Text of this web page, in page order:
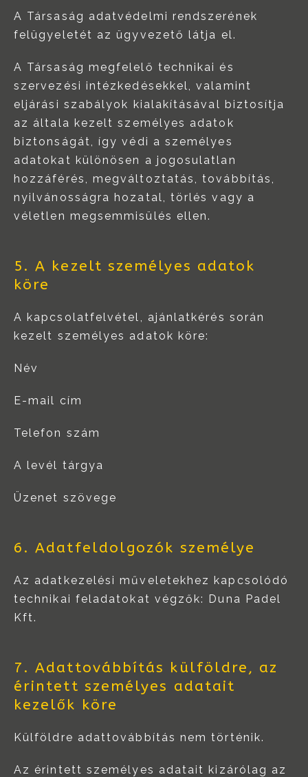
A Társaság adatvédelmi rendszerének
felügyeletét az ügyvezető látja el.
A Társaság megfelelő technikai és
szervezési intézkedésekkel, valamint
eljárási szabályok kialakításával biztosítja
az általa kezelt személyes adatok
biztonságát, így védi a személyes
adatokat különösen a jogosulatlan
hozzáférés, megváltoztatás, továbbítás,
nyilvánosságra hozatal, törlés vagy a
véletlen megsemmisülés ellen.
5. A kezelt személyes adatok
köre
A kapcsolatfelvétel, ajánlatkérés során
kezelt személyes adatok köre:
Név
E-mail cím
Telefon szám
A levél tárgya
Üzenet szövege
6. Adatfeldolgozók személye
Az adatkezelési műveletekhez kapcsolódó
technikai feladatokat végzők: Duna Padel
Kft.
7. Adattovábbítás külföldre, az
érintett személyes adatait
kezelők köre
Külföldre adattovábbítás nem történik.
Az érintett személyes adatait kizárólag az